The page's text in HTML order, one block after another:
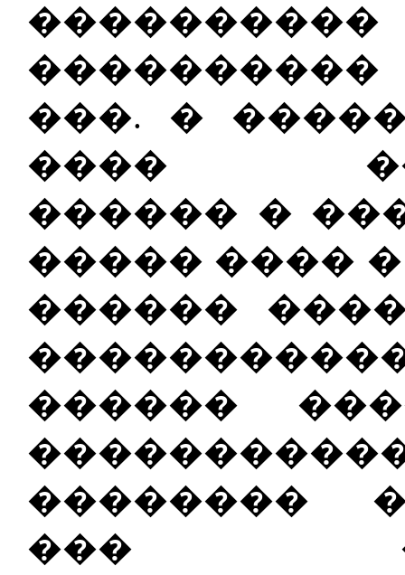
���. �
����
������ �
����� ����
������
������
��������
���